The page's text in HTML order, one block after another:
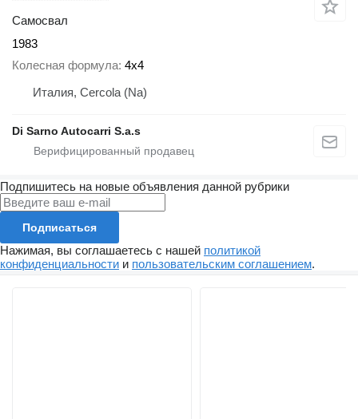
Самосвал
1983
Колесная формула 4x4
Италия, Cercola (Na)
Di Sarno Autocarri S.a.s
Подпишитесь на новые объявления данной рубрики
Подписаться
Нажимая, вы соглашаетесь с нашей политикой
конфиденциальности и пользовательским соглашением.